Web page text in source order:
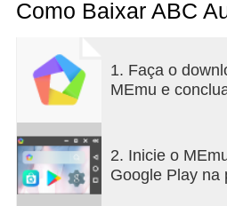
no processo de
O aplicativo está disponível
(inglês, espanhol e
metodologia TEACCH,
dificuldade e 40 fases
Utilizado por professores,
para avaliar crianças autistas.
Como Baixar ABC
1. Faça o
MEmu e
2. Inicie o
Google Play na